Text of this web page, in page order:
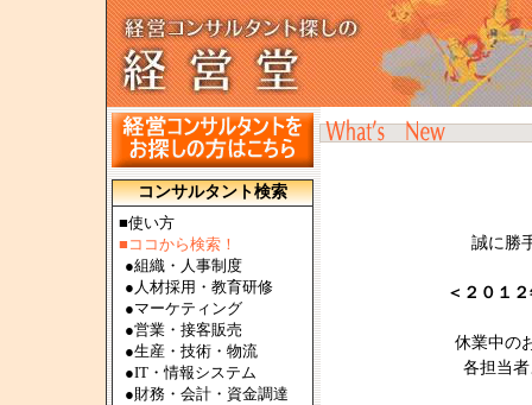
コンサルタント検索
■使い方
■ココから検索！
●組織・人事制度
● 人材採用・教育研修
●マーケティング
●営業・接客販売
●生産・技術・物流
●IT・情報システム
●財務・会計・資金調達
誠に勝
＜２０１
休業中の
各担当